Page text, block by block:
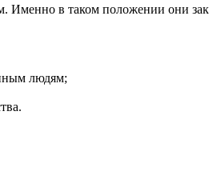
Именно в таком положении они
людям;